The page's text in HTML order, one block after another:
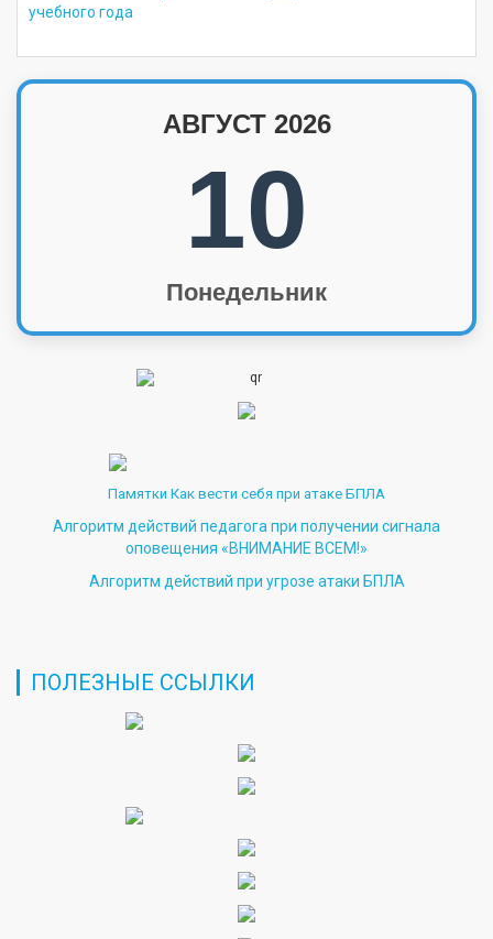
учебного года
АВГУСТ 2026
10
Понедельник
Памятки Как вести себя при атаке БПЛА
Алгоритм действий педагога при получении сигнала
оповещения «ВНИМАНИЕ ВСЕМ!»
Алгоритм действий при угрозе атаки БПЛА
ПОЛЕЗНЫЕ ССЫЛКИ